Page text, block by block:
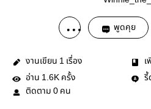
พูดคุย
งานเขียน 1 เรื่อง
อ่าน 1.6K ครั้ง
ติดตาม 0 คน